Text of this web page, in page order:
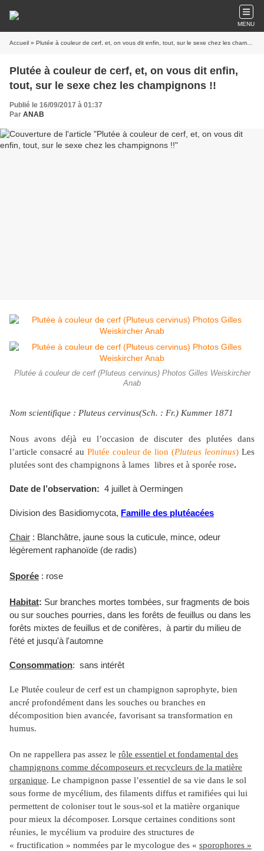
MENU
Accueil » Plutée à couleur de cerf, et, on vous dit enfin, tout, sur le sexe chez les champignons !!
Plutée à couleur de cerf, et, on vous dit enfin,
tout, sur le sexe chez les champignons !!
Publié le 16/09/2017 à 01:37
Par ANAB
Plutée à couleur de cerf (Pluteus cervinus) Photos Gilles Weiskircher
Anab
Nom scientifique : Pluteus cervinus(Sch. : Fr.) Kummer 1871
Nous avons déjà eu l’occasion de discuter des plutées dans
l’article consacré au Plutée couleur de lion (Pluteus leoninus)Les
plutées sont des champignons à lames libres et à sporée rose.
Date de l’observation: 4 juillet à Oermingen
Division des Basidiomycota, Famille des plutéacées
Chair : Blanchâtre, jaune sous la cuticule, mince, odeur
légèrement raphanoïde (de radis)
Sporée : rose
Habitat: Sur branches mortes tombées, sur fragments de bois
ou sur souches pourries, dans les forêts de feuillus ou dans les
forêts mixtes de feuillus et de conifères, à partir du milieu de
l'été et jusqu'à l'automne
Consommation: sans intérêt
Le Plutée couleur de cerf est un champignon saprophyte, bien
ancré profondément dans les souches ou branches en
décomposition bien avancée, favorisant sa transformation en
humus.
On ne rappellera pas assez le rôle essentiel et fondamental des
champignons comme décomposeurs et recycleurs de la matière
organique. Le champignon passe l’essentiel de sa vie dans le sol
sous forme de mycélium, des filaments diffus et ramifiées qui lui
permettent de coloniser tout le sous-sol et la matière organique
pour mieux la décomposer. Lorsque certaines conditions sont
réunies, le mycélium va produire des structures de
« fructification » nommées par le mycologue des « sporophores »